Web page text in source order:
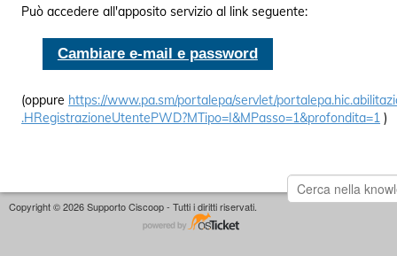
Può accedere all'apposito servizio al link seguente:
Cambiare e-mail e password
(oppure https://www.pa.sm/portalepa/servlet/
.HRegistrazioneUtentePWD?MTipo=I&MPasso=1&profondita=1 )
Copyright © 2026 Supporto Ciscoop - Tutti i diritti riservati.